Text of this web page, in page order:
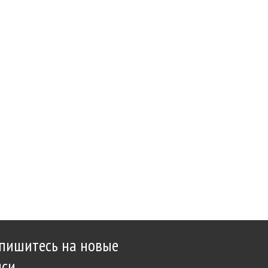
на новые